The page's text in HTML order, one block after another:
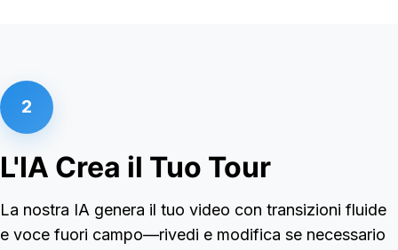
2
L'IA Crea il Tuo Tour
La nostra IA genera il tuo video con transizioni fluide
e voce fuori campo—rivedi e modifica se necessario